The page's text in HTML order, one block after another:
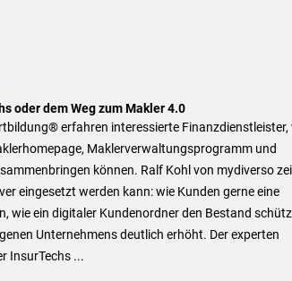
oder dem Weg zum Makler 4.0
erfahren interessierte Finanzdienstleister,
Maklerverwaltungsprogramm und
können. Ralf Kohl von mydiverso
eingesetzt werden kann: wie Kunden gerne eine
wie ein digitaler Kundenordner den Bestand
Unternehmens deutlich erhöht. Der experten
InsurTechs ...